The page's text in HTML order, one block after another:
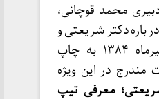
محمد قوچانی،
باره دکتر شریعتی و
دکتر بهشتی در تیرماه ۱۳۸۴ به چاپ
مندرج در این ویژه
معرفی تیپ